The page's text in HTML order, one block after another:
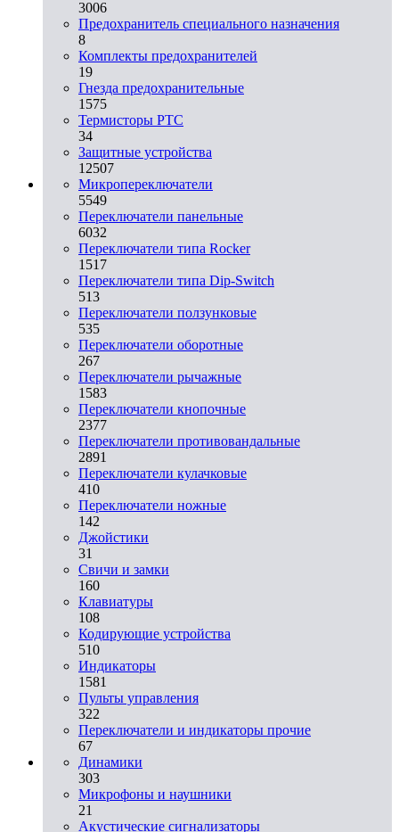
3006
Предохранитель специального назначения
8
Комплекты предохранителей
19
Гнезда предохранительные
1575
Термисторы PTC
34
Защитные устройства
12507
Микропереключатели
5549
Переключатели панельные
6032
Переключатели типа Rocker
1517
Переключатели типа Dip-Switch
513
Переключатели ползунковые
535
Переключатели оборотные
267
Переключатели рычажные
1583
Переключатели кнопочные
2377
Переключатели противовандальные
2891
Переключатели кулачковые
410
Переключатели ножные
142
Джойстики
31
Свичи и замки
160
Клавиатуры
108
Кодирующие устройства
510
Индикаторы
1581
Пульты управления
322
Переключатели и индикаторы прочие
67
Динамики
303
Микрофоны и наушники
21
Акустические сигнализаторы